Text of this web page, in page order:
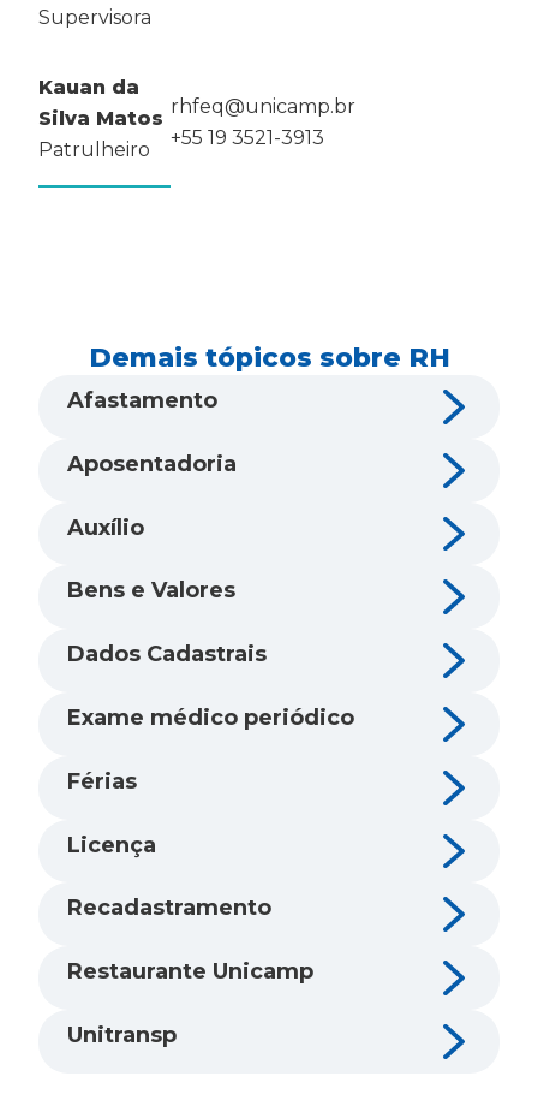
Supervisora
Kauan da
Silva Matos
Patrulheiro
rhfeq@unicamp.br
+55 19 3521-3913
Demais tópicos sobre RH
Afastamento
Aposentadoria
Auxílio
Bens e Valores
Dados Cadastrais
Exame médico periódico
Férias
Licença
Recadastramento
Restaurante Unicamp
Unitransp